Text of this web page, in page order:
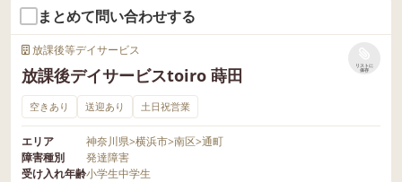
まとめて問い合わせする
放課後等デイサービス
放課後デイサービスtoiro 蒔田
リストに
保存
空きあり 送迎あり 土日祝営業
エリア 神奈川県>横浜市>南区>通町
障害種別
発達障害
受け入れ年齢小学生中学生